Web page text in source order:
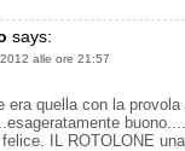
says:
alle ore 21:57
era quella con la
IL ROTOLONE